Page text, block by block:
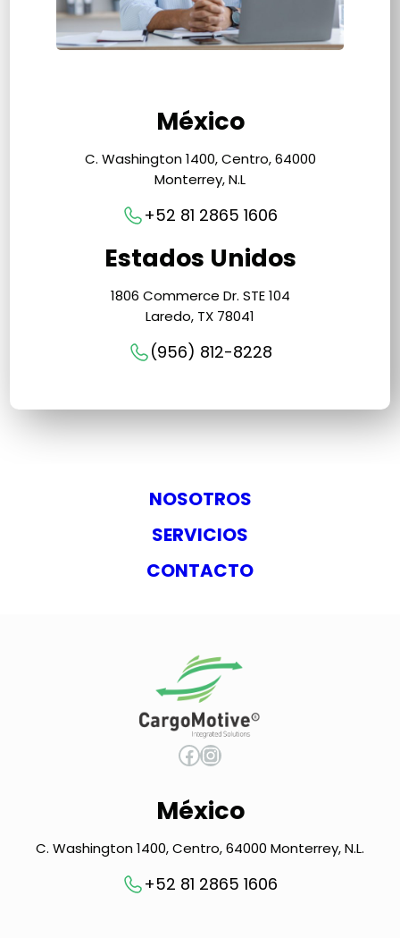
México
C. Washington 1400, Centro, 64000
Monterrey, N.L
+52 81 2865 1606
Estados Unidos
1806 Commerce Dr. STE 104
Laredo, TX 78041
(956) 812-8228
NOSOTROS
SERVICIOS
CONTACTO
Facebook Instagram
México
C. Washington 1400, Centro, 64000 Monterrey, N.L.
+52 81 2865 1606